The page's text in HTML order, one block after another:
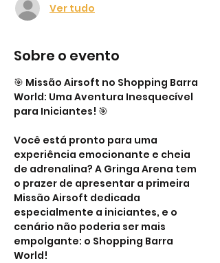
Ver tudo
Sobre o evento
🎯 Missão Airsoft no Shopping Barra
World: Uma Aventura Inesquecível
para Iniciantes! 🎯
Você está pronto para uma
experiência emocionante e cheia
de adrenalina? A Gringa Arena tem
o prazer de apresentar a primeira
Missão Airsoft dedicada
especialmente a iniciantes, e o
cenário não poderia ser mais
empolgante: o Shopping Barra
World!